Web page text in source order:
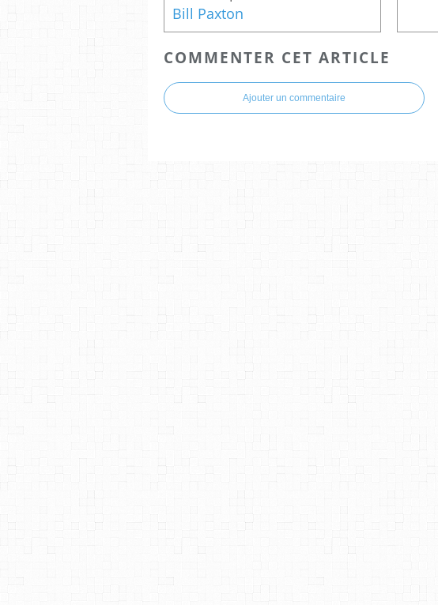
Bill Paxton
COMMENTER CET ARTICLE
Ajouter un commentaire